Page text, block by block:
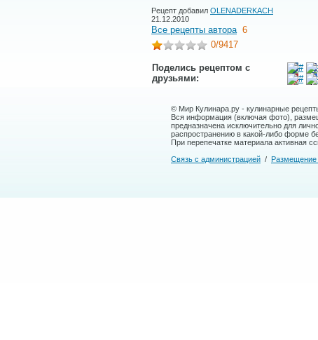
Рецепт добавил OLENADERKACH
21.12.2010
Все рецепты автора 6
0/9417
Поделись рецептом с
друзьями:
© Мир Кулинара.ру - кулинарные
Вся информация (включая фото),
предназначена исключительно для
распространению в какой-либо форме
При перепечатке материала активная
Связь с администрацией /